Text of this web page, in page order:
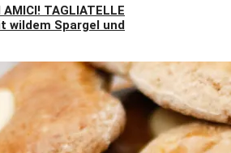
TAGLIATELLE
wildem Spargel und